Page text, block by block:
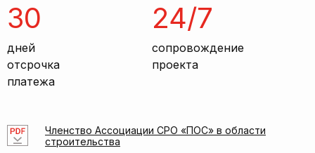
30
дней
отсрочка
платежа
24/7
сопровождение
проекта
Членство Ассоциации СРО «ПОС» в области
строительства